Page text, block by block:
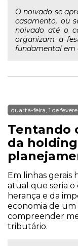
O noivado se
casamento, ou
noivado até o
organizam a
fundamental em
quarta-feira, 1 de
Tentando
da
Em linhas gerais
atual que seria o
herança e da
economia de
compreender
tributário.